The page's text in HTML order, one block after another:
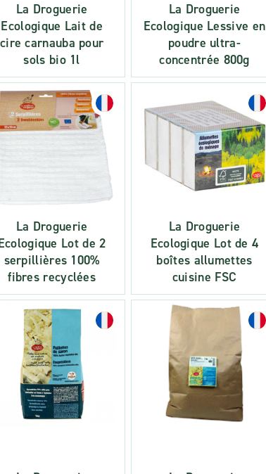
La Droguerie
Ecologique Lait de
cire carnauba pour
sols bio 1l
La Droguerie
Ecologique Lessive en
poudre ultra-
concentrée 800g
La Droguerie
Lot de 2
serpillières 100%
fibres recyclées
La Droguerie
Ecologique Lot de 4
boîtes allumettes
cuisine FSC